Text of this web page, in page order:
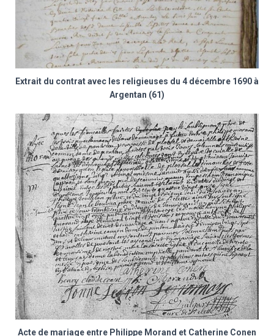
Extrait du contrat avec les religieuses du 4 décembre 1690 à
Argentan (61)
Acte de mariage entre Philippe Morand et Catherine Conen